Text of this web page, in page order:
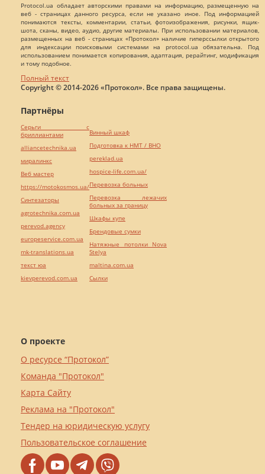
Protocol.ua обладает авторскими правами на информацию, размещенную на
веб - страницах данного ресурса, если не указано иное. Под информацией
понимаются тексты, комментарии, статьи, фотоизображения, рисунки, ящик-
шота, сканы, видео, аудио, другие материалы. При использовании материалов,
размещенных на веб - страницах «Протокол» наличие гиперссылки открытого
для индексации поисковыми системами на protocol.ua обязательна. Под
использованием понимается копирования, адаптация, рерайтинг, модификация
и тому подобное.
Полный текст
Copyright © 2014-2026 «Протокол». Все права защищены.
О проекте
О ресурсе “Протокол”
Команда "Протокол"
Карта Сайту
Реклама на "Протокол"
Тендер на юридическую услугу
Пользовательское соглашение
Партнёры
Серьги с
бриллиантами
alliancetechnika.ua
миралинкс
Веб мастер
https://motokosmos.ua/
Синтезаторы
agrotechnika.com.ua
perevod.agency
europeservice.com.ua
mk-translations.ua
текст юа
kievperevod.com.ua
Винный шкаф
Подготовка к НМТ / ВНО
pereklad.ua
hospice-life.com.ua/
Перевозка больных
Перевозка лежачих
больных за границу
Шкафы купе
Брендовые сумки
Натяжные потолки Nova
Stelya
maltina.com.ua
Cылки